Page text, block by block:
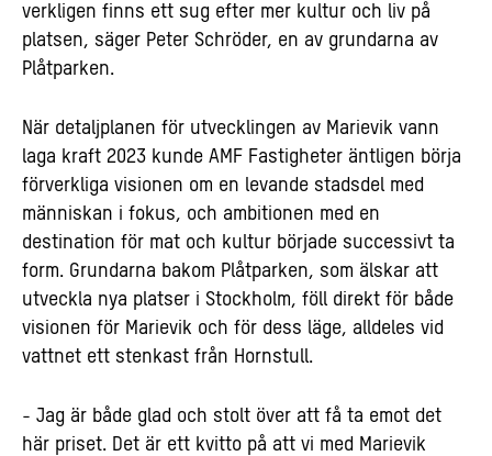
verkligen finns ett sug efter mer kultur och liv på
platsen, säger Peter Schröder, en av grundarna av
Plåtparken.
När detaljplanen för utvecklingen av Marievik vann
laga kraft 2023 kunde AMF Fastigheter äntligen börja
förverkliga visionen om en levande stadsdel med
människan i fokus, och ambitionen med en
destination för mat och kultur började successivt ta
form. Grundarna bakom Plåtparken, som älskar att
utveckla nya platser i Stockholm, föll direkt för både
visionen för Marievik och för dess läge, alldeles vid
vattnet ett stenkast från Hornstull.
- Jag är både glad och stolt över att få ta emot det
här priset. Det är ett kvitto på att vi med Marievik